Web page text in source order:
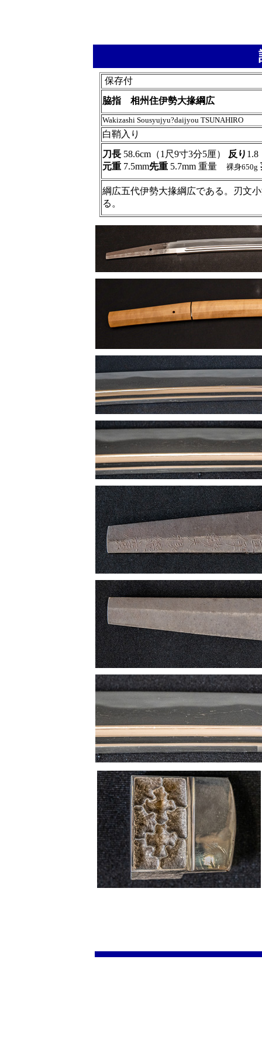
保存付
脇指 相州住伊勢大掾綱広
Wakizashi Sousyujyu?daijyou TSUNAHIRO
白鞘入り
刀長 58.6cm（1尺9寸3分5厘） 反り
元重 7.5mm先重 5.7mm 重量 裸身650g
綱広五代伊勢大掾綱広である。刃文
る。